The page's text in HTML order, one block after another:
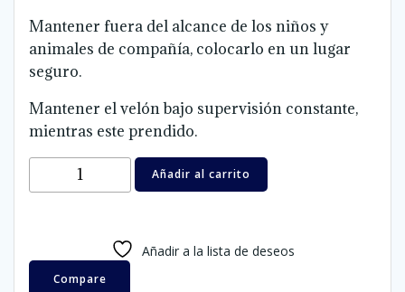
Mantener fuera del alcance de los niños y
animales de compañía, colocarlo en un lugar
seguro.
Mantener el velón bajo supervisión constante,
mientras este prendido.
desatanudos
Peticiones
económicas
Añadir al carrito
Añadir a la lista de deseos
Compare